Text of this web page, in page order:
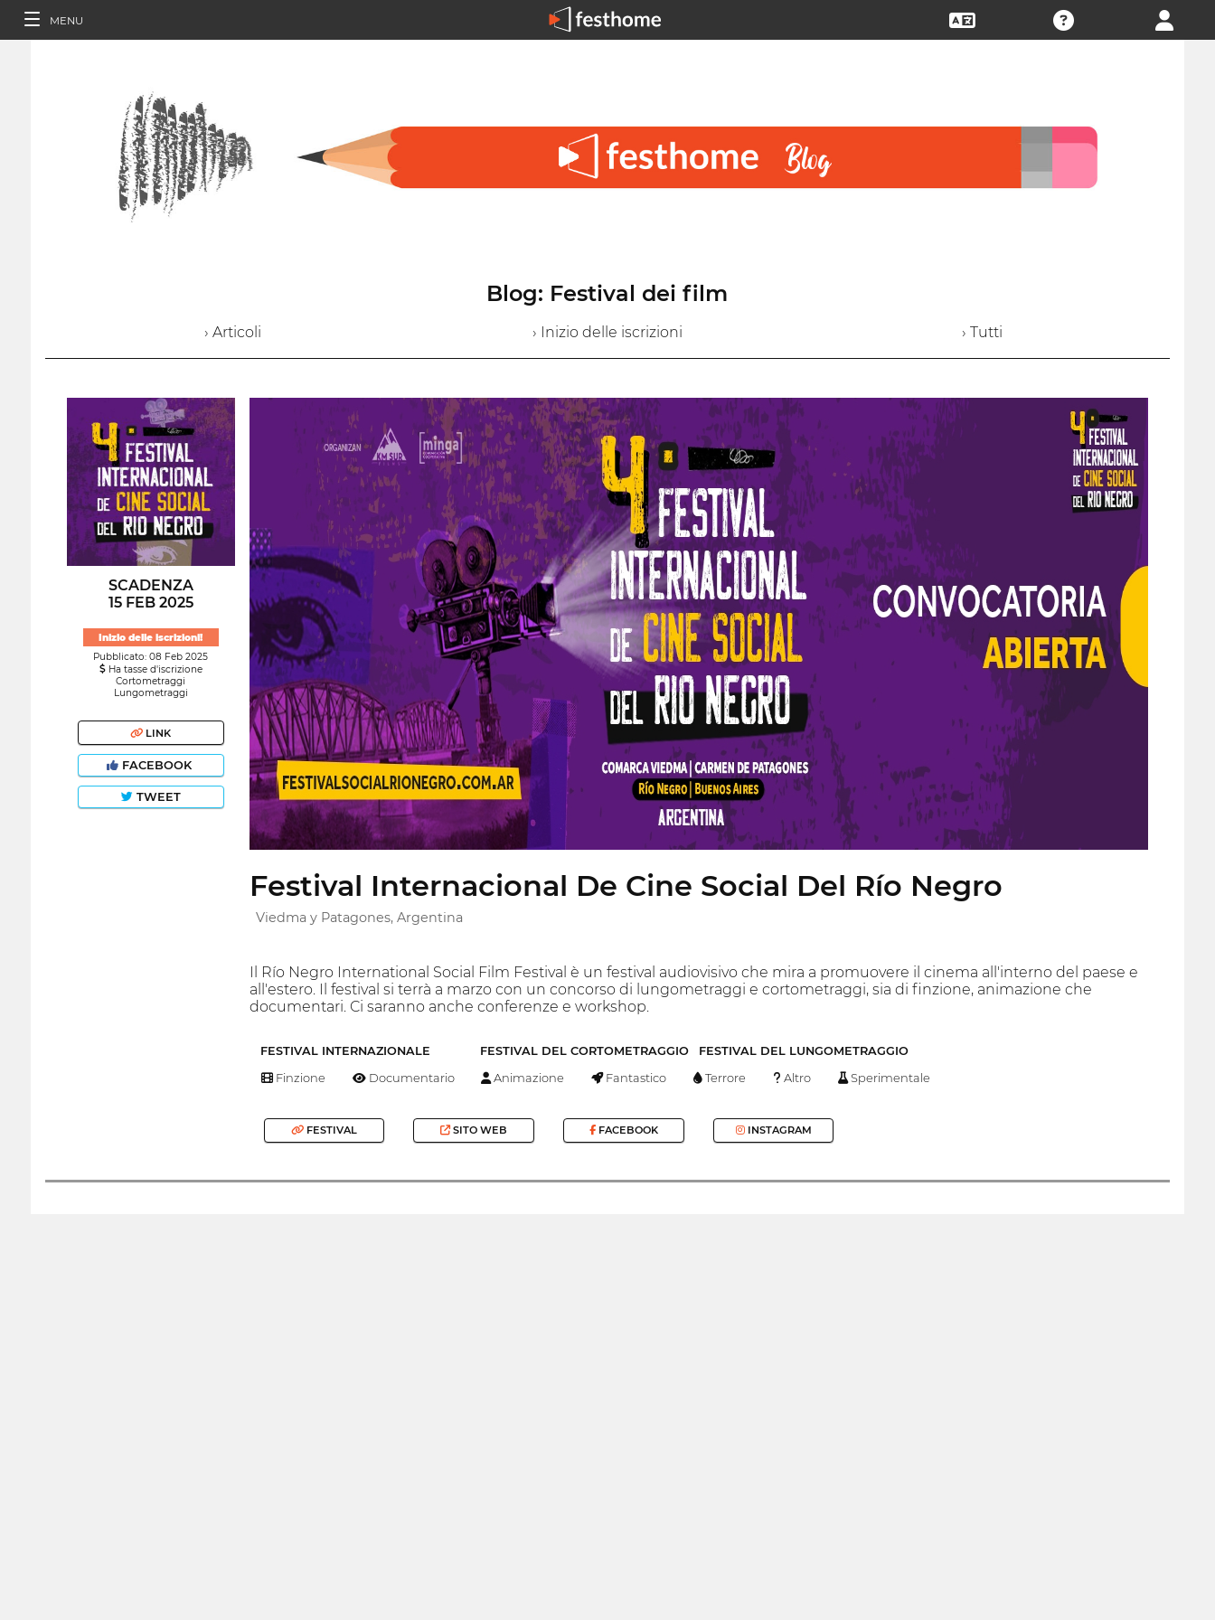
MENU
Blog: Festival dei film
› Articoli › Inizio delle iscrizioni › Tutti
SCADENZA
15 FEB 2025
Inizio delle iscrizioni!
Pubblicato: 08 Feb 2025
Ha tasse d'iscrizione
Cortometraggi
Lungometraggi
LINK
FACEBOOK
TWEET
Festival Internacional De Cine Social Del Río Negro
Viedma y Patagones, Argentina
Il Río Negro International Social Film Festival è un festival audiovisivo che mira a promuovere il cinema all'interno del paese e
all'estero. Il festival si terrà a marzo con un concorso di lungometraggi e cortometraggi, sia di finzione, animazione che
documentari. Ci saranno anche conferenze e workshop.
FESTIVAL INTERNAZIONALE FESTIVAL DEL CORTOMETRAGGIO FESTIVAL DEL LUNGOMETRAGGIO
Finzione Documentario Animazione Fantastico Terrore Altro Sperimentale
FESTIVAL SITO WEB FACEBOOK INSTAGRAM